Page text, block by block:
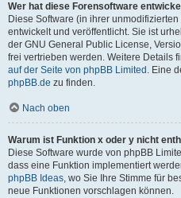
Wer hat diese Forensoftware
Diese Software (in ihrer
entwickelt und veröffentlicht. Sie ist
der GNU General Public License,
frei vertrieben werden. Weitere Details
auf der Seite von phpBB Limited . Eine
phpBB.de zu finden.
Nach oben
Warum ist Funktion x oder y nicht
Diese Software wurde von phpBB
dass eine Funktion implementiert
phpBB Ideas, wo Sie Ihre Stimme für
neue Funktionen vorschlagen können.